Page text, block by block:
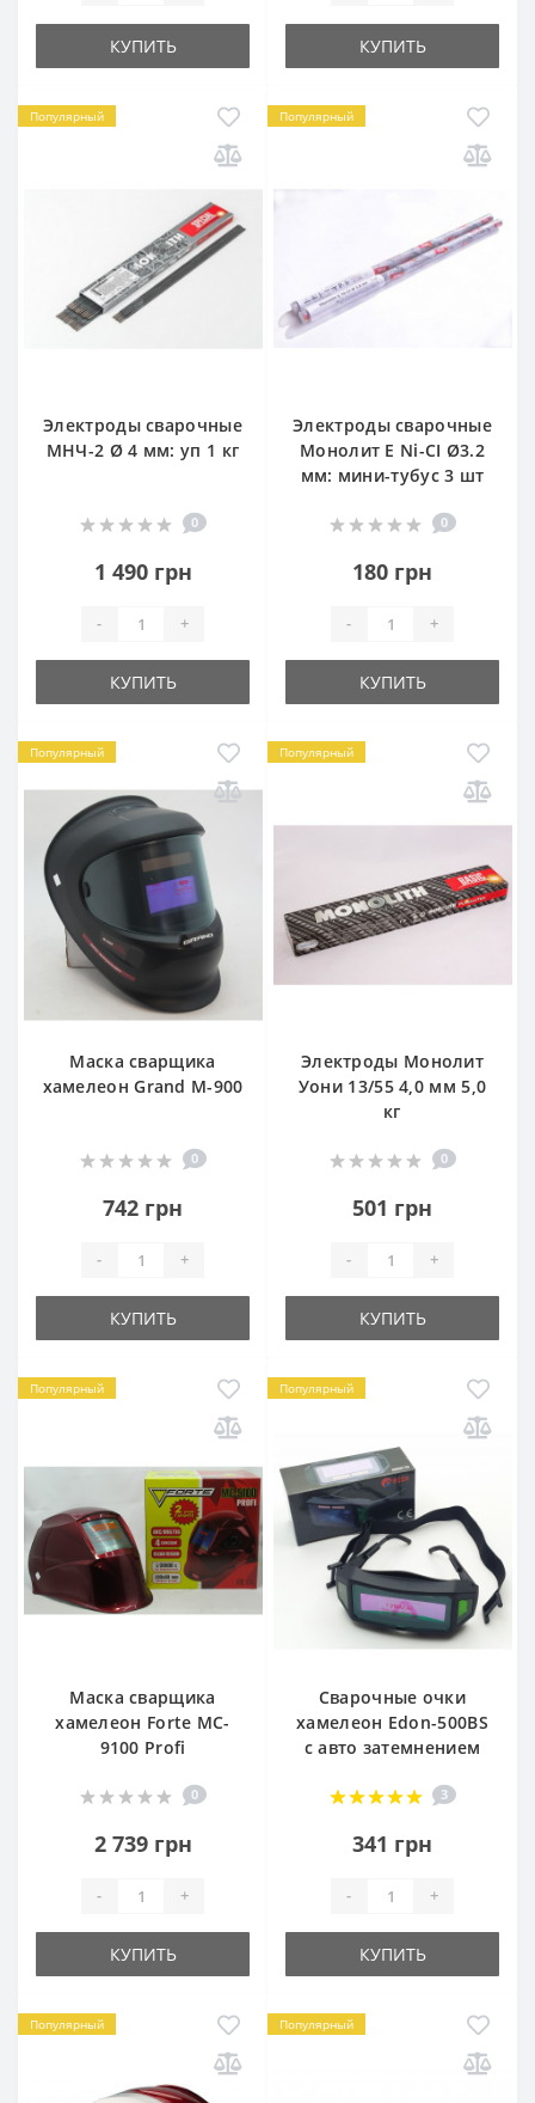
КУПИТЬ КУПИТЬ
Популярный
Электроды сварочные
МНЧ-2 Ø 4 мм: уп 1 кг
0
1 490 грн
- +
КУПИТЬ
Популярный
Электроды сварочные
Монолит E Ni-CI Ø3.2
мм: мини-тубус 3 шт
0
180 грн
- +
КУПИТЬ
Популярный
Маска сварщика
хамелеон Grand M-900
0
742 грн
- +
КУПИТЬ
Популярный
Электроды Монолит
Уони 13/55 4,0 мм 5,0
кг
0
501 грн
- +
КУПИТЬ
Популярный
Маска сварщика
хамелеон Forte MC-
9100 Profi
0
2 739 грн
- +
КУПИТЬ
Популярный
Сварочные очки
хамелеон Edon-500BS
с авто затемнением
3
341 грн
- +
КУПИТЬ
Популярный Популярный